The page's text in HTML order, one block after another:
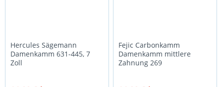
Hercules Sägemann
Damenkamm 631-445, 7
Zoll
Fejic Carbonkamm
Damenkamm mittlere
Zahnung 269